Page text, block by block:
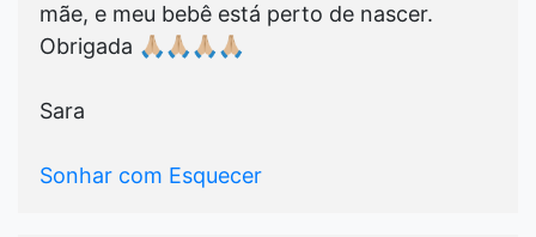
mãe, e meu bebê está perto de nascer.
Obrigada 🙏🏼🙏🏼🙏🏼🙏🏼
Sara
Sonhar com Esquecer